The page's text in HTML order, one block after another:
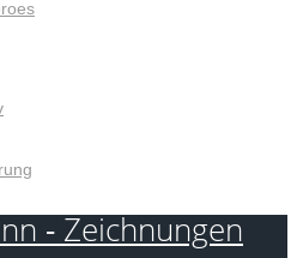
- Zeichnungen